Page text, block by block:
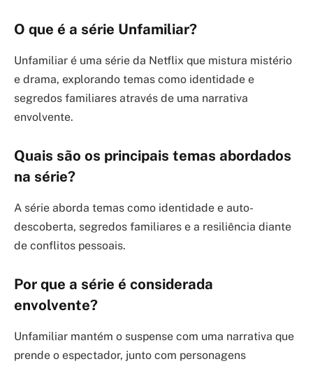
O que é a série Unfamiliar?
Unfamiliar é uma série da Netflix que mistura mistério
e drama, explorando temas como identidade e
segredos familiares através de uma narrativa
envolvente.
Quais são os principais temas abordados
na série?
A série aborda temas como identidade e auto-
descoberta, segredos familiares e a resiliência diante
de conflitos pessoais.
Por que a série é considerada
envolvente?
Unfamiliar mantém o suspense com uma narrativa que
prende o espectador, junto com personagens